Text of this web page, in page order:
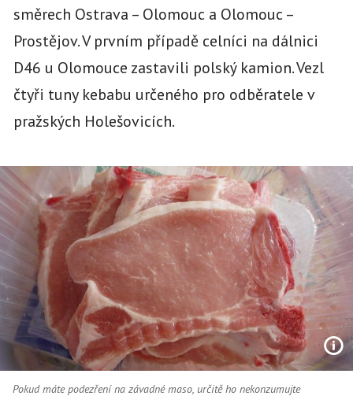
směrech Ostrava – Olomouc a Olomouc –
Prostějov. V prvním případě celníci na dálnici
D46 u Olomouce zastavili polský kamion. Vezl
čtyři tuny kebabu určeného pro odběratele v
pražských Holešovicích.
Pokud máte podezření na závadné maso, určitě ho nekonzumujte